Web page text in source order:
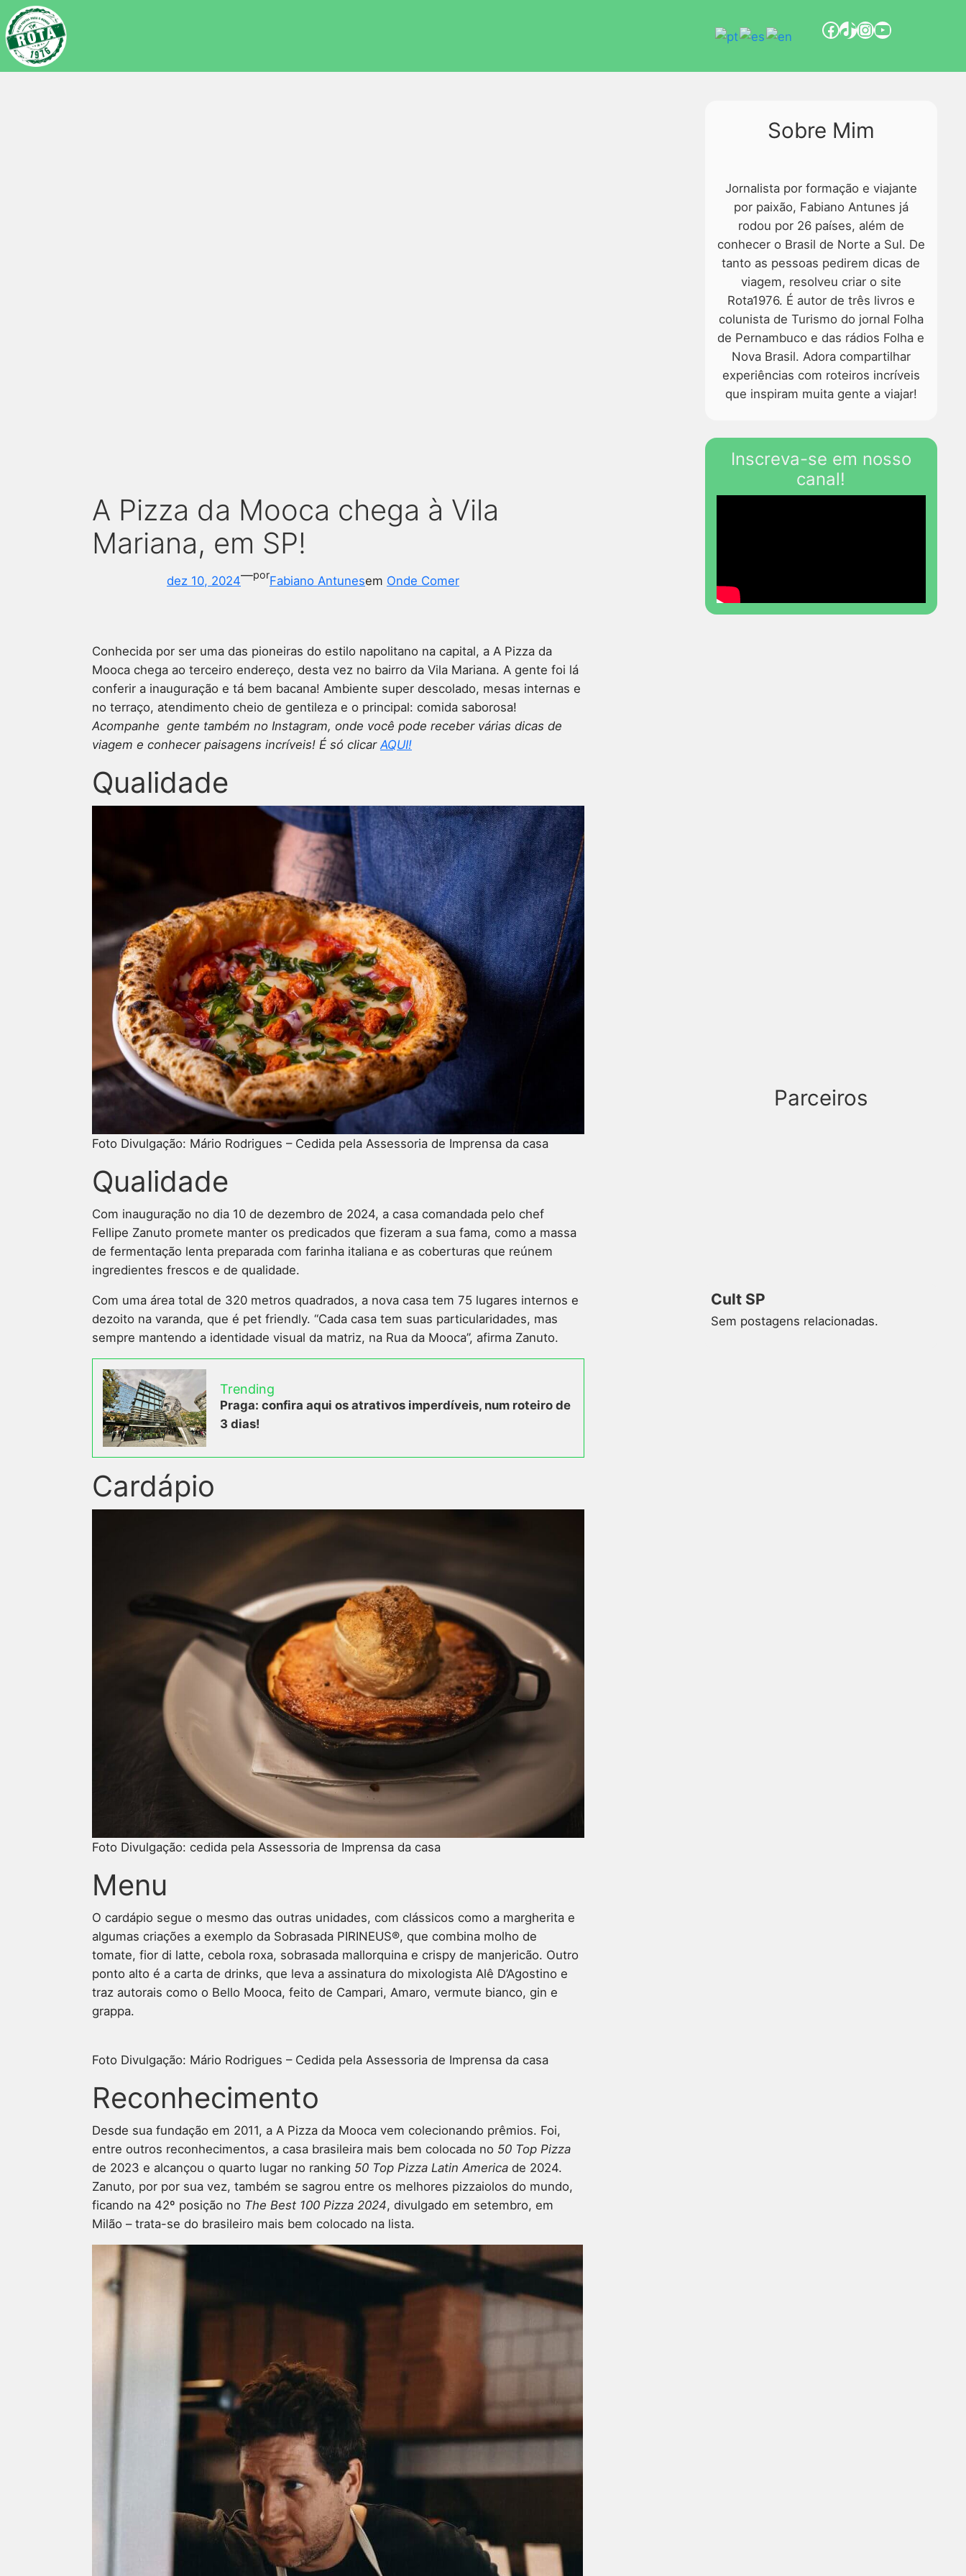
A Pizza da Mooca chega à Vila
Mariana, em SP!
dez 10, 2024—porFabiano Antunesem Onde Comer
Conhecida por ser uma das pioneiras do estilo napolitano na capital, a A Pizza da
Mooca chega ao terceiro endereço, desta vez no bairro da Vila Mariana. A gente foi lá
conferir a inauguração e tá bem bacana! Ambiente super descolado, mesas internas e
no terraço, atendimento cheio de gentileza e o principal: comida saborosa!
Acompanhe gente também no Instagram, onde você pode receber várias dicas de
viagem e conhecer paisagens incríveis! É só clicarAQUI!
Qualidade
Foto Divulgação: Mário Rodrigues – Cedida pela Assessoria de Imprensa da casa
Qualidade
Com inauguração no dia 10 de dezembro de 2024, a casa comandada pelo chef
Fellipe Zanuto promete manter os predicados que fizeram a sua fama, como a massa
de fermentação lenta preparada com farinha italiana e as coberturas que reúnem
ingredientes frescos e de qualidade.
Com uma área total de 320 metros quadrados, a nova casa tem 75 lugares internos e
dezoito na varanda, que é pet friendly. “Cada casa tem suas particularidades, mas
sempre mantendo a identidade visual da matriz, na Rua da Mooca”, afirma Zanuto.
Trending
Praga: confira aqui os atrativos imperdíveis, num roteiro de
3 dias!
Cardápio
Foto Divulgação: cedida pela Assessoria de Imprensa da casa
Menu
O cardápio segue o mesmo das outras unidades, com clássicos como a margherita e
algumas criações a exemplo da Sobrasada PIRINEUS®, que combina molho de
tomate, fior di latte, cebola roxa, sobrasada mallorquina e crispy de manjericão. Outro
ponto alto é a carta de drinks, que leva a assinatura do mixologista Alê D’Agostino e
traz autorais como o Bello Mooca, feito de Campari, Amaro, vermute bianco, gin e
grappa.
Foto Divulgação: Mário Rodrigues – Cedida pela Assessoria de Imprensa da casa
Reconhecimento
Desde sua fundação em 2011, a A Pizza da Mooca vem colecionando prêmios. Foi,
entre outros reconhecimentos, a casa brasileira mais bem colocada no 50 Top Pizza
de 2023 e alcançou o quarto lugar no ranking 50 Top Pizza Latin America de 2024.
Zanuto, por por sua vez, também se sagrou entre os melhores pizzaiolos do mundo,
ficando na 42º posição no The Best 100 Pizza 2024, divulgado em setembro, em
Milão – trata-se do brasileiro mais bem colocado na lista.
Sobre Mim
Jornalista por formação e viajante
por paixão, Fabiano Antunes já
rodou por 26 países, além de
conhecer o Brasil de Norte a Sul. De
tanto as pessoas pedirem dicas de
viagem, resolveu criar o site
Rota1976. É autor de três livros e
colunista de Turismo do jornal Folha
de Pernambuco e das rádios Folha e
Nova Brasil. Adora compartilhar
experiências com roteiros incríveis
que inspiram muita gente a viajar!
Inscreva-se em nosso
canal!
Parceiros
Cult SP
Sem postagens relacionadas.